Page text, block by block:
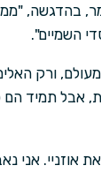
בהדגשה,
השמיים".
ורק
אבל תמיד הם
אוזניי.